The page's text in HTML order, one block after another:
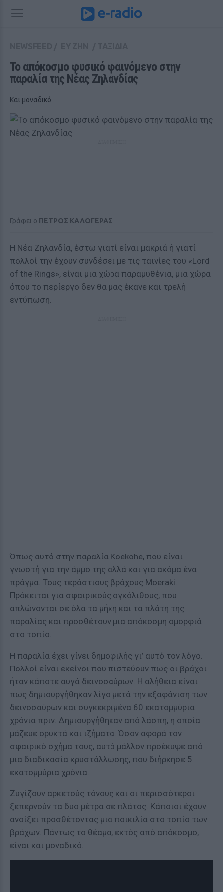
Το απόκοσμο φυσικό φαινόμενο στην
παραλία της Νέας Ζηλανδίας
Και μοναδικό
Γράφει ο ΠΕΤΡΟΣ ΚΑΛΟΓΕΡΑΣ
Η Νέα Ζηλανδία, έστω γιατί είναι μακριά ή γιατί
πολλοί την έχουν συνδέσει με τις ταινίες του «Lord
of the Rings», είναι μια χώρα παραμυθένια, μια χώρα
όπου το περίεργο δεν θα μας έκανε και τρελή
εντύπωση.
Όπως αυτό στην παραλία Koekohe, που είναι
γνωστή για την άμμο της αλλά και για ακόμα ένα
πράγμα. Τους τεράστιους βράχους Moeraki.
Πρόκειται για σφαιρικούς ογκόλιθους, που
απλώνονται σε όλα τα μήκη και τα πλάτη της
παραλίας και προσθέτουν μια απόκοσμη ομορφιά
στο τοπίο.
Η παραλία έχει γίνει δημοφιλής γι’ αυτό τον λόγο.
Πολλοί είναι εκείνοι που πιστεύουν πως οι βράχοι
ήταν κάποτε αυγά δεινοσαύρων. Η αλήθεια είναι
πως δημιουργήθηκαν λίγο μετά την εξαφάνιση των
δεινοσαύρων και συγκεκριμένα 60 εκατομμύρια
χρόνια πριν. Δημιουργήθηκαν από λάσπη, η οποία
μάζευε ορυκτά και ιζήματα. Όσον αφορά τον
σφαιρικό σχήμα τους, αυτό μάλλον προέκυψε από
μια διαδικασία κρυστάλλωσης, που διήρκησε 5
εκατομμύρια χρόνια.
Ζυγίζουν αρκετούς τόνους και οι περισσότεροι
ξεπερνούν τα δυο μέτρα σε πλάτος. Κάποιοι έχουν
ανοίξει προσθέτοντας μια ποικιλία στο τοπίο των
βράχων. Πάντως το θέαμα, εκτός από απόκοσμο,
είναι και μοναδικό.